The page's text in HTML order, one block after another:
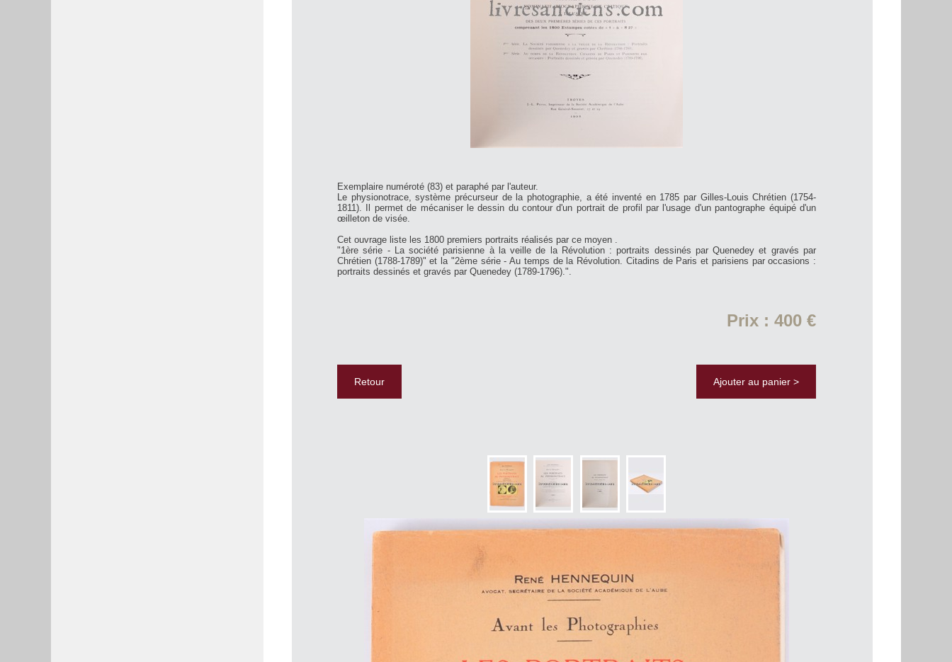
Exemplaire numéroté (83) et paraphé par l'auteur.
Le physionotrace, système précurseur de la photographie, a été inventé en 1785 par Gilles-Louis Chrétien (1754-
1811). Il permet de mécaniser le dessin du contour d'un portrait de profil par l'usage d'un pantographe équipé d'un
œilleton de visée.
Cet ouvrage liste les 1800 premiers portraits réalisés par ce moyen .
"1ère série - La société parisienne à la veille de la Révolution : portraits dessinés par Quenedey et gravés par
Chrétien (1788-1789)" et la "2ème série - Au temps de la Révolution. Citadins de Paris et parisiens par occasions :
portraits dessinés et gravés par Quenedey (1789-1796).".
Prix : 400 €
Retour Ajouter au panier >